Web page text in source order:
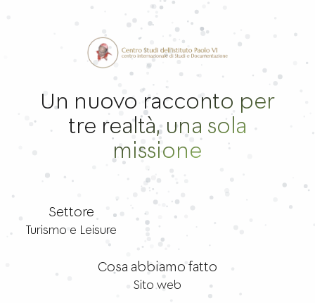
Un nuovo racconto per
tre realtà, una sola
missione
Settore
Turismo e Leisure
Cosa abbiamo fatto
Sito web